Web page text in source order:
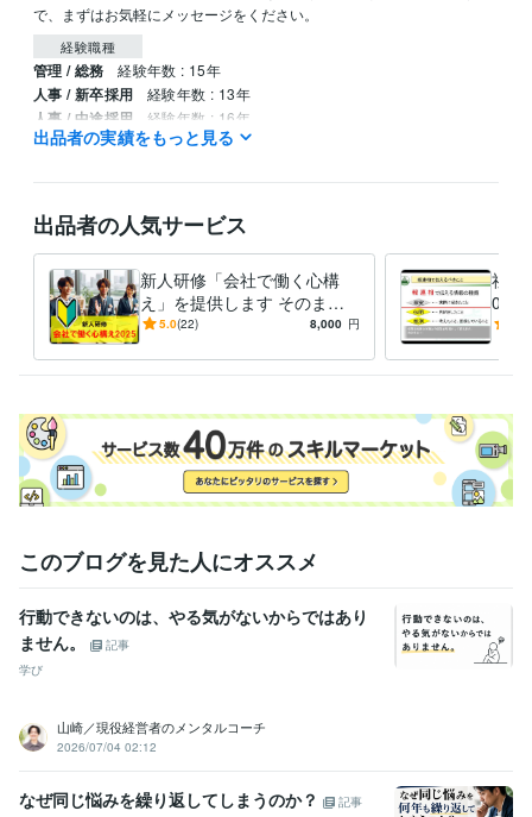
で、まずはお気軽にメッセージをください。
経験職種
管理 / 総務 経験年数 : 15年
人事 / 新卒採用 経験年数 : 13年
人事 / 中途採用 経験年数 : 16年
人事 / 制度企画・組織開発 経験年数 : 17年
K製菓株式会社 2019年2月 ~ 2024年2月
輸入石油株式会社 2014年8月 ~ 2019年2月
中村製作所株式会社 2011年9月 ~ 2014年8月
かぶちゃん農園株式会社 2005年1月 ~ 2010年12月
青年海外協力隊 2002年8月 ~ 2004年11月
合同会社ユー・エス・ジェイ 2000年11月 ~ 2002年8月
株式会社ＳＤＦ 2024年3月 ~ 現在
プログラミング言語・フレームワーク
HTML:3年
ビジネス・クリエイティブツール
Excel:24年Google サイト:5年Google スプレッドシート:5年
Word:24年 ChatGPT:1年 Bard:0年 Adobe Photoshop:6年
悩み相談・カウンセリング
悩み相談、解決提案、ただの愚痴聞き役
も
お悩み相談
学歴
京都外国語大学 1996年3月 ~ 2000年2月
静岡県立磐田南高等学校 1993年3月 ~ 1996年2月
出品者の実績をもっと見る
出品者の人気サービス
新人研修「会社で働く心構
え」を提供します そのまま
でも使える台本付きパワポデ
5.0(22) 8,000 円
社内
0)を
使え
このブログを見た人にオススメ
行動できないのは、やる気がないからではあり
ません。
記事
学び
山崎／現役経営者のメンタルコーチ
2026/07/04 02:12
なぜ同じ悩みを繰り返してしまうのか？
記事